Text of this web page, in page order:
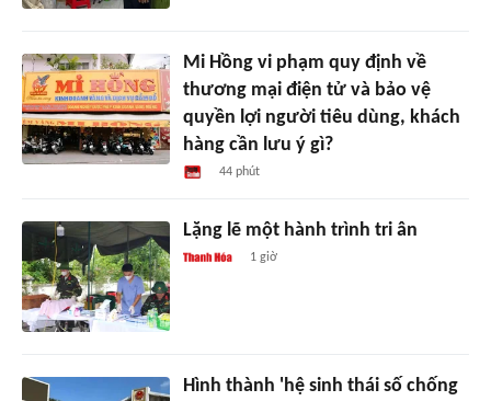
Mi Hồng vi phạm quy định về
thương mại điện tử và bảo vệ
quyền lợi người tiêu dùng, khách
hàng cần lưu ý gì?
44 phút
Lặng lẽ một hành trình tri ân
1 giờ
Hình thành 'hệ sinh thái số chống